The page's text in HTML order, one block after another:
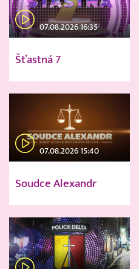
07.08.2026 16:35
Šťastná 7
07.08.2026 15:40
Soudce Alexandr